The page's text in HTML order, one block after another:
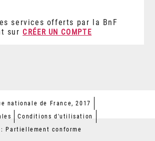
services offerts par la BnF
sur CRÉER UN COMPTE
nationale de France, 2017
Conditions d'utilisation
Partiellement conforme